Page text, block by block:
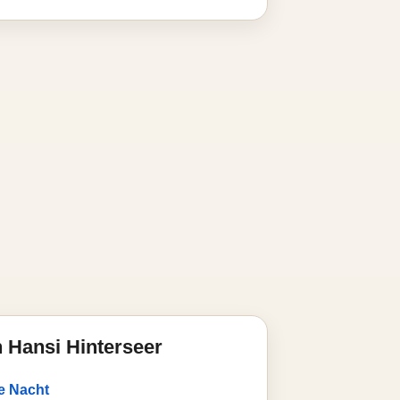
Hansi Hinterseer
Nacht